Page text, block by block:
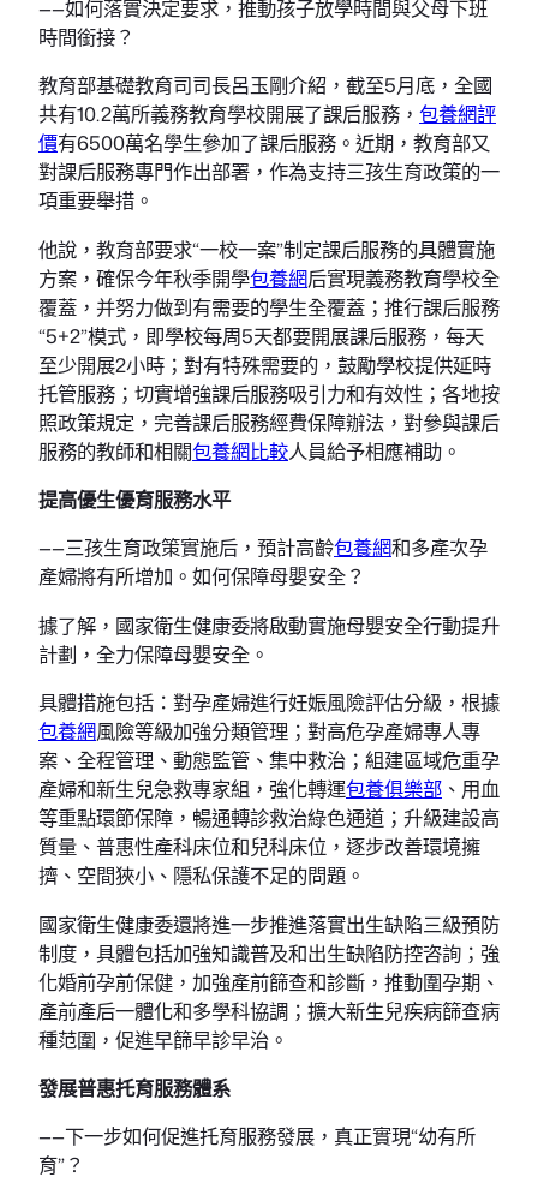
——如何落實決定要求，推動孩子放學時間與父母下班
時間銜接？
教育部基礎教育司司長呂玉剛介紹，截至5月底，全國
共有10.2萬所義務教育學校開展了課后服務， 包養網評
價有6500萬名學生參加了課后服務。近期，教育部又
對課后服務專門作出部署，作為支持三孩生育政策的一
項重要舉措。
他說，教育部要求“一校一案”制定課后服務的具體實施
方案，確保今年秋季開學包養網后實現義務教育學校全
覆蓋，并努力做到有需要的學生全覆蓋；推行課后服務
“5+2”模式，即學校每周5天都要開展課后服務，每天
至少開展2小時；對有特殊需要的，鼓勵學校提供延時
托管服務；切實增強課后服務吸引力和有效性；各地按
照政策規定，完善課后服務經費保障辦法，對參與課后
服務的教師和相關包養網比較人員給予相應補助。
提高優生優育服務水平
——三孩生育政策實施后，預計高齡包養網和多產次孕
產婦將有所增加。如何保障母嬰安全？
據了解，國家衛生健康委將啟動實施母嬰安全行動提升
計劃，全力保障母嬰安全。
具體措施包括：對孕產婦進行妊娠風險評估分級，根據
包養網風險等級加強分類管理；對高危孕產婦專人專
案、全程管理、動態監管、集中救治；組建區域危重孕
產婦和新生兒急救專家組，強化轉運包養俱樂部 、用血
等重點環節保障，暢通轉診救治綠色通道；升級建設高
質量、普惠性產科床位和兒科床位，逐步改善環境擁
擠、空間狹小、隱私保護不足的問題。
國家衛生健康委還將進一步推進落實出生缺陷三級預防
制度，具體包括加強知識普及和出生缺陷防控咨詢；強
化婚前孕前保健，加強產前篩查和診斷，推動圍孕期、
產前產后一體化和多學科協調；擴大新生兒疾病篩查病
種范圍，促進早篩早診早治。
發展普惠托育服務體系
——下一步如何促進托育服務發展，真正實現“幼有所
育”？